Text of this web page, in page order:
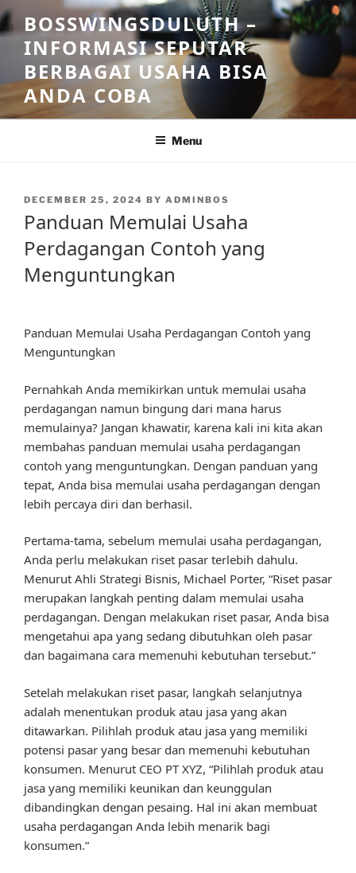
Skip
to
content
BOSSWINGSDULUTH –
INFORMASI SEPUTAR
BERBAGAI USAHA BISA
ANDA COBA
Menu
POSTED
DECEMBER 25, 2024 BY ADMINBOS
Panduan Memulai Usaha
Perdagangan Contoh yang
Menguntungkan
Panduan Memulai Usaha Perdagangan Contoh yang
Menguntungkan
Pernahkah Anda memikirkan untuk memulai usaha
perdagangan namun bingung dari mana harus
memulainya? Jangan khawatir, karena kali ini kita akan
membahas panduan memulai usaha perdagangan
contoh yang menguntungkan. Dengan panduan yang
tepat, Anda bisa memulai usaha perdagangan dengan
lebih percaya diri dan berhasil.
Pertama-tama, sebelum memulai usaha perdagangan,
Anda perlu melakukan riset pasar terlebih dahulu.
Menurut Ahli Strategi Bisnis, Michael Porter, “Riset pasar
merupakan langkah penting dalam memulai usaha
perdagangan. Dengan melakukan riset pasar, Anda bisa
mengetahui apa yang sedang dibutuhkan oleh pasar
dan bagaimana cara memenuhi kebutuhan tersebut.”
Setelah melakukan riset pasar, langkah selanjutnya
adalah menentukan produk atau jasa yang akan
ditawarkan. Pilihlah produk atau jasa yang memiliki
potensi pasar yang besar dan memenuhi kebutuhan
konsumen. Menurut CEO PT XYZ, “Pilihlah produk atau
jasa yang memiliki keunikan dan keunggulan
dibandingkan dengan pesaing. Hal ini akan membuat
usaha perdagangan Anda lebih menarik bagi
konsumen.”